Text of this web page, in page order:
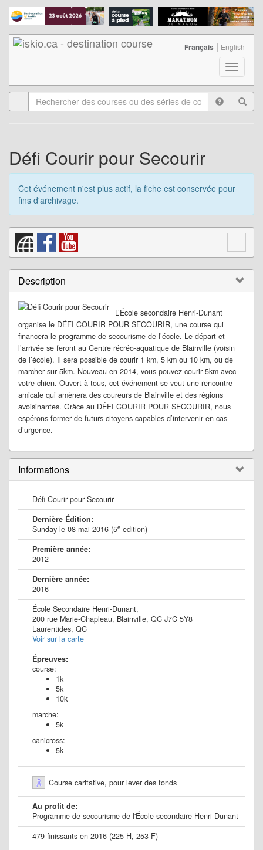
T
o
g
l
i
g
o
Français | English
Défi Courir pour Secourir
Cet événement n'est plus actif, la fiche est conservée pour
fins d'archivage.
Description
L’École secondaire Henri-Dunant
organise le DÉFI COURIR POUR SECOURIR, une course qui
financera le programme de secourisme de l’école. Le départ et
l’arrivée se feront au Centre récréo-aquatique de Blainville (voisin
de l’école). Il sera possible de courir 1 km, 5 km ou 10 km, ou de
marcher sur 5km. Nouveau en 2014, vous pouvez courir 5km avec
votre chien. Ouvert à tous, cet événement se veut une rencontre
amicale qui amènera des coureurs de Blainville et des régions
avoisinantes. Grâce au DÉFI COURIR POUR SECOURIR, nous
espérons former de futurs citoyens capables d’intervenir en cas
d’urgence.
Informations
Défi Courir pour Secourir
Dernière Édition:
Sunday le 08 mai 2016 (5e edition)
Première année:
2012
Dernière année:
2016
École Secondaire Henri-Dunant,
200 rue Marie-Chapleau, Blainville, QC J7C 5Y8
Laurentides, QC
Voir sur la carte
Épreuves:
course:
1k
5k
10k
marche:
5k
canicross:
5k
Course caritative, pour lever des fonds
Au profit de:
Programme de secourisme de l'École secondaire Henri-Dunant
479 finissants en 2016 (225 H, 253 F)